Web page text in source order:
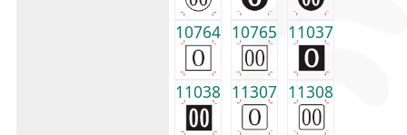
10764 10765 11037
11038 11307 11308